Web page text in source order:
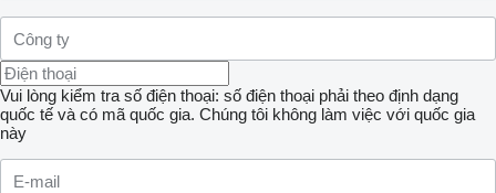
Vui lòng kiểm tra số điện thoại: số điện thoại phải theo định dạng
quốc tế và có mã quốc gia. Chúng tôi không làm việc với quốc gia
này